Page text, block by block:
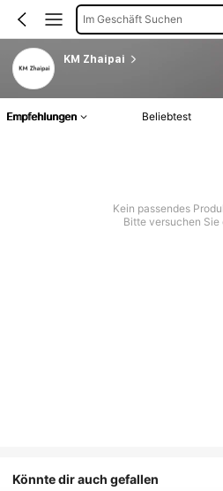
Im Geschäft Suchen
KM Zhaipai
Empfehlungen Beliebtest
Kein passendes
Bitte versuchen Sie
Könnte dir auch gefallen